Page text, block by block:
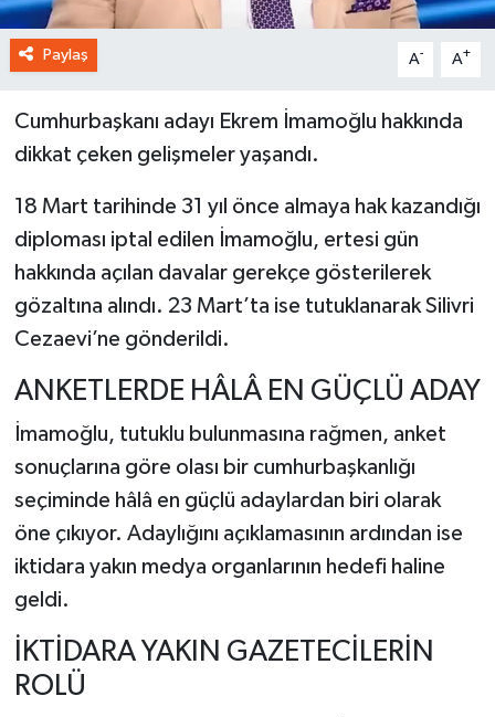
Paylaş A- A+
Cumhurbaşkanı adayı Ekrem İmamoğlu hakkında
dikkat çeken gelişmeler yaşandı.
18 Mart tarihinde 31 yıl önce almaya hak kazandığı
diploması iptal edilen İmamoğlu, ertesi gün
hakkında açılan davalar gerekçe gösterilerek
gözaltına alındı. 23 Mart’ta ise tutuklanarak Silivri
Cezaevi’ne gönderildi.
ANKETLERDE HÂLÂ EN GÜÇLÜ ADAY
İmamoğlu, tutuklu bulunmasına rağmen, anket
sonuçlarına göre olası bir cumhurbaşkanlığı
seçiminde hâlâ en güçlü adaylardan biri olarak
öne çıkıyor. Adaylığını açıklamasının ardından ise
iktidara yakın medya organlarının hedefi haline
geldi.
İKTİDARA YAKIN GAZETECİLERİN
ROLÜ